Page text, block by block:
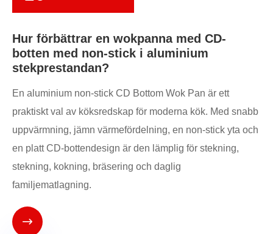
Hur förbättrar en wokpanna med CD-
botten med non-stick i aluminium
stekprestandan?
En aluminium non-stick CD Bottom Wok Pan är ett
praktiskt val av köksredskap för moderna kök. Med snabb
uppvärmning, jämn värmefördelning, en non-stick yta och
en platt CD-bottendesign är den lämplig för stekning,
stekning, kokning, bräsering och daglig
familjematlagning.
